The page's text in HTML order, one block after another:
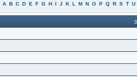
A B C D E F G H I J K L M N O P Q R S T U